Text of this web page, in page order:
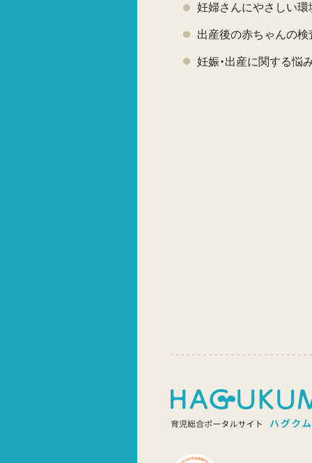
妊婦さんにやさしい環
出産後の赤ちゃんの検
妊娠・出産に関する悩